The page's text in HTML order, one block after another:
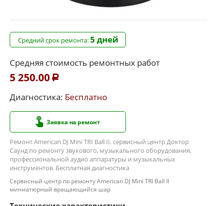
Средний срок ремонта:5 дней
Средняя стоимость ремонтных работ
5 250.00 Р
Диагностика: Бесплатно
Заявка на ремонт
Ремонт American DJ Mini TRI Ball II, сервисный центр Доктор
Саунд по ремонту звукового, музыкального оборудования,
профессиональной аудио аппаратуры и музыкальных
инструментов. Бесплатная диагностика
Сервисный центр по ремонту American DJ Mini TRI Ball II
миниатюрный вращающийся шар